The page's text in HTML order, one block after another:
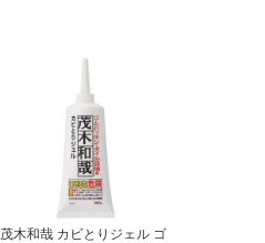
茂木和哉 カビとりジェル ゴ